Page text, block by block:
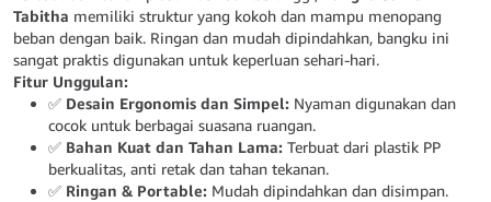
Tabitha memiliki struktur yang kokoh dan mampu menopang
beban dengan baik. Ringan dan mudah dipindahkan, bangku ini
sangat praktis digunakan untuk keperluan sehari-hari.
Fitur Unggulan:
✅ Desain Ergonomis dan Simpel: Nyaman digunakan dan
cocok untuk berbagai suasana ruangan.
✅ Bahan Kuat dan Tahan Lama: Terbuat dari plastik PP
berkualitas, anti retak dan tahan tekanan.
✅ Ringan & Portable: Mudah dipindahkan dan disimpan.